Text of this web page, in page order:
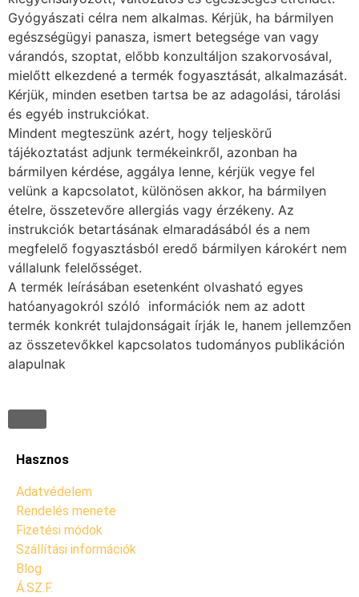
Gyógyászati célra nem alkalmas. Kérjük, ha bármilyen
egészségügyi panasza, ismert betegsége van vagy
várandós, szoptat, előbb konzultáljon szakorvosával,
mielőtt elkezdené a termék fogyasztását, alkalmazását.
Kérjük, minden esetben tartsa be az adagolási, tárolási
és egyéb instrukciókat.
Mindent megteszünk azért, hogy teljeskörű
tájékoztatást adjunk termékeinkről, azonban ha
bármilyen kérdése, aggálya lenne, kérjük vegye fel
velünk a kapcsolatot, különösen akkor, ha bármilyen
ételre, összetevőre allergiás vagy érzékeny. Az
instrukciók betartásának elmaradásából és a nem
megfelelő fogyasztásból eredő bármilyen károkért nem
vállalunk felelősséget.
A termék leírásában esetenként olvasható egyes
hatóanyagokról szóló információk nem az adott
termék konkrét tulajdonságait írják le, hanem jellemzően
az összetevőkkel kapcsolatos tudományos publikáción
alapulnak
Hasznos
Adatvédelem
Rendelés menete
Fizetési módok
Szállítási információk
Blog
Á.SZ.F.